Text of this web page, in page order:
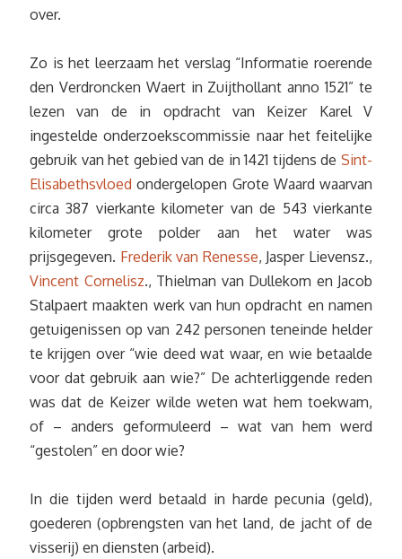
over.
Zo is het leerzaam het verslag “Informatie roerende
den Verdroncken Waert in Zuijthollant anno 1521” te
lezen van de in opdracht van Keizer Karel V
ingestelde onderzoekscommissie naar het feitelijke
gebruik van het gebied van de in 1421 tijdens de Sint-
Elisabethsvloed ondergelopen Grote Waard waarvan
circa 387 vierkante kilometer van de 543 vierkante
kilometer grote polder aan het water was
prijsgegeven. Frederik van Renesse, Jasper Lievensz.,
Vincent Cornelisz., Thielman van Dullekom en Jacob
Stalpaert maakten werk van hun opdracht en namen
getuigenissen op van 242 personen teneinde helder
te krijgen over “wie deed wat waar, en wie betaalde
voor dat gebruik aan wie?” De achterliggende reden
was dat de Keizer wilde weten wat hem toekwam,
of – anders geformuleerd – wat van hem werd
“gestolen” en door wie?
In die tijden werd betaald in harde pecunia (geld),
goederen (opbrengsten van het land, de jacht of de
visserij) en diensten (arbeid).